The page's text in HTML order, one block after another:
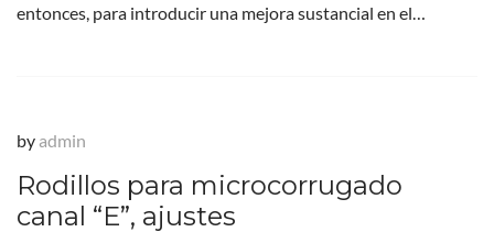
entonces, para introducir una mejora sustancial en el…
by admin
Rodillos para microcorrugado
canal “E”, ajustes